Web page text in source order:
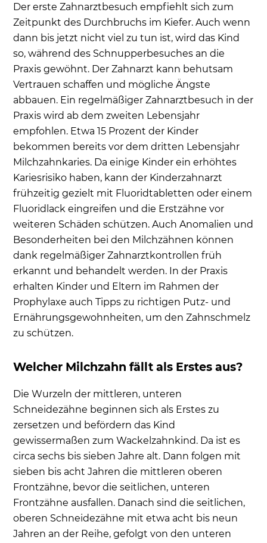
Der erste Zahnarztbesuch empfiehlt sich zum
Zeitpunkt des Durchbruchs im Kiefer. Auch wenn
dann bis jetzt nicht viel zu tun ist, wird das Kind
so, während des Schnupperbesuches an die
Praxis gewöhnt. Der Zahnarzt kann behutsam
Vertrauen schaffen und mögliche Ängste
abbauen. Ein regelmäßiger Zahnarztbesuch in der
Praxis wird ab dem zweiten Lebensjahr
empfohlen. Etwa 15 Prozent der Kinder
bekommen bereits vor dem dritten Lebensjahr
Milchzahnkaries. Da einige Kinder ein erhöhtes
Kariesrisiko haben, kann der Kinderzahnarzt
frühzeitig gezielt mit Fluoridtabletten oder einem
Fluoridlack eingreifen und die Erstzähne vor
weiteren Schäden schützen. Auch Anomalien und
Besonderheiten bei den Milchzähnen können
dank regelmäßiger Zahnarztkontrollen früh
erkannt und behandelt werden. In der Praxis
erhalten Kinder und Eltern im Rahmen der
Prophylaxe auch Tipps zu richtigen Putz- und
Ernährungsgewohnheiten, um den Zahnschmelz
zu schützen.
Welcher Milchzahn fällt als Erstes aus?
Die Wurzeln der mittleren, unteren
Schneidezähne beginnen sich als Erstes zu
zersetzen und befördern das Kind
gewissermaßen zum Wackelzahnkind. Da ist es
circa sechs bis sieben Jahre alt. Dann folgen mit
sieben bis acht Jahren die mittleren oberen
Frontzähne, bevor die seitlichen, unteren
Frontzähne ausfallen. Danach sind die seitlichen,
oberen Schneidezähne mit etwa acht bis neun
Jahren an der Reihe, gefolgt von den unteren